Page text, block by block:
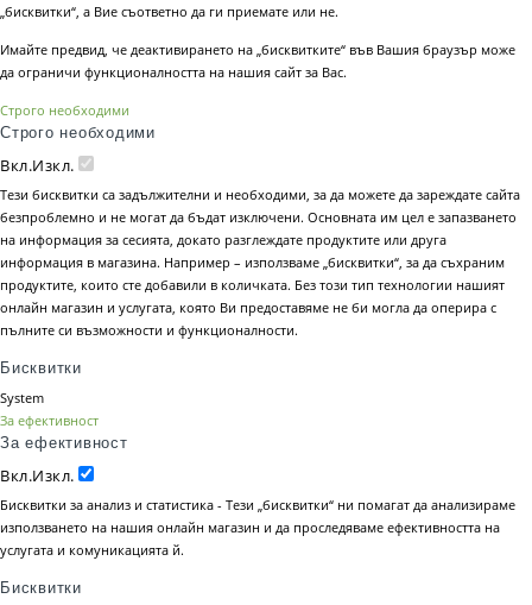
„бисквитки“, а Вие съответно да ги приемате или не.
Имайте предвид, че деактивирането на „бисквитките“ във Вашия браузър може
да ограничи функционалността на нашия сайт за Вас.
Строго необходими
Строго необходими
Вкл.Изкл.
Тези бисквитки са задължителни и необходими, за да можете да зареждате сайта
безпроблемно и не могат да бъдат изключени. Основната им цел е запазването
на информация за сесията, докато разглеждате продуктите или друга
информация в магазина. Например – използваме „бисквитки“, за да съхраним
продуктите, които сте добавили в количката. Без този тип технологии нашият
онлайн магазин и услугата, която Ви предоставяме не би могла да оперира с
пълните си възможности и функционалности.
Бисквитки
System
За ефективност
За ефективност
Вкл.Изкл.
Бисквитки за анализ и статистика - Тези „бисквитки“ ни помагат да анализираме
използването на нашия онлайн магазин и да проследяваме ефективността на
услугата и комуникацията й.
Бисквитки